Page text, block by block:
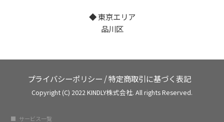
◆ 東京エリア
品川区
プライバシーポリシー /特定商取引に基づく表記
Copyright (C) 2022 KINDLY株式会社. All rights Reserved.
サービス一覧